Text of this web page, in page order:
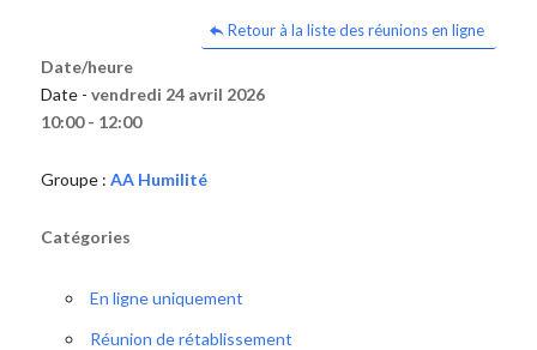
Retour à la liste des réunions en ligne
Date/heure
Date - vendredi 24 avril 2026
10:00 - 12:00
Groupe : AA Humilité
Catégories
En ligne uniquement
Réunion de rétablissement